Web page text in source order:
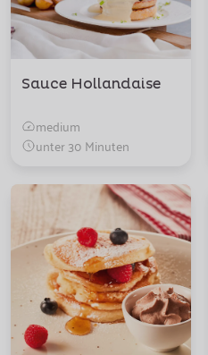
Sauce Hollandaise
medium
unter 30 Minuten